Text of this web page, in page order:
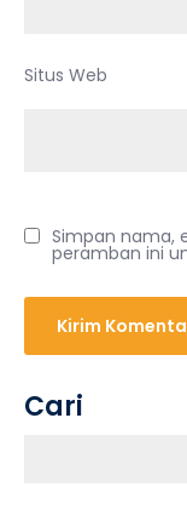
Situs Web
Simpan nama,
peramban ini
Cari